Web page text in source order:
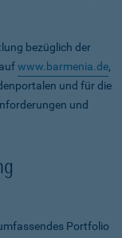
bezüglich der
www.barmenia.de,
und für die
und
Portfolio